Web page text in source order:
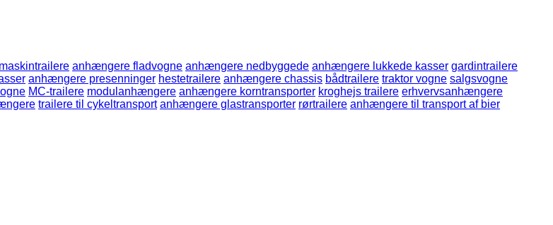
maskintrailere anhængere fladvogne anhængere nedbyggede anhængere lukkede kasser gardintrailere
anhængere presenninger hestetrailere anhængere chassis bådtrailere traktor vogne salgsvogne
MC-trailere modulanhængere anhængere korntransporter kroghejs trailere erhvervsanhængere
trailere til cykeltransport anhængere glastransporter rørtrailere anhængere til transport af bier